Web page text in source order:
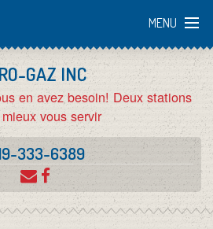
MENU
GAZ INC
en avez besoin! Deux stations
vous servir
333-6389